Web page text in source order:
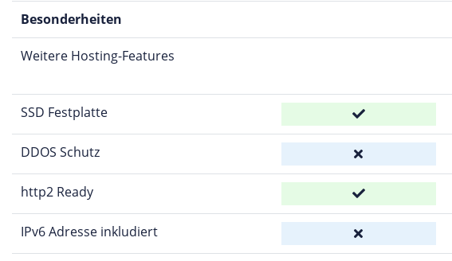
Besonderheiten
Weitere Hosting-Features
SSD Festplatte
DDOS Schutz
http2 Ready
IPv6 Adresse inkludiert